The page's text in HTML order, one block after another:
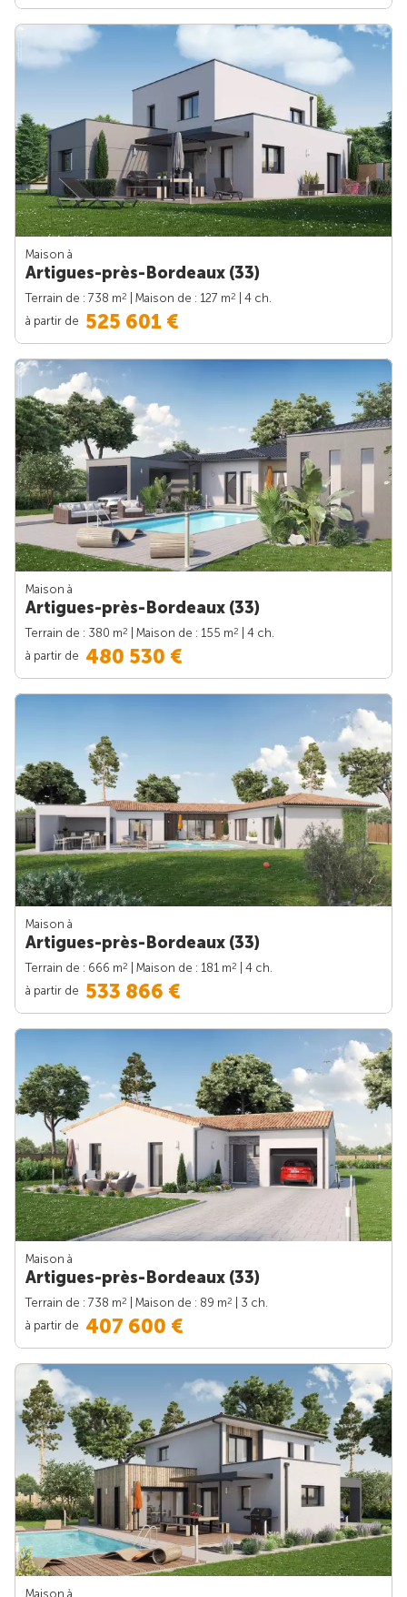
Maison à
Artigues-près-Bordeaux (33)
Terrain de : 738 m2 | Maison de : 127 m2
| 4 ch.
à partir de 525 601 €
Maison à
Artigues-près-Bordeaux (33)
Terrain de : 380 m2 | Maison de : 155 m2
| 4 ch.
à partir de 480 530 €
Maison à
Artigues-près-Bordeaux (33)
Terrain de : 666 m2 | Maison de : 181 m2
| 4 ch.
à partir de 533 866 €
Maison à
Artigues-près-Bordeaux (33)
Terrain de : 738 m2 | Maison de : 89 m2
| 3 ch.
à partir de 407 600 €
Maison à